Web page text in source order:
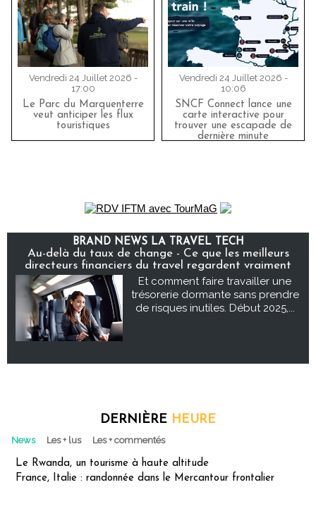
Vendredi 24 Juillet 2026 -
17:00
Le Parc du Marquenterre
veut anticiper les flux
touristiques
Vendredi 24 Juillet 2026 -
10:06
SNCF Connect lance une
carte interactive pour
trouver une escapade de
dernière minute
BRAND NEWS LA TRAVEL TECH
Au-delà du taux de change - Ce que les meilleurs
directeurs financiers du travel regardent vraiment
Et comment faire travailler une
trésorerie dormante sans prendre
de risques inutiles. Début 2025,...
DERNIÈRE HEURE
News Les + lus Les + commentés
Le Rwanda, un tourisme à haute altitude
France, Italie : randonnée dans le Mercantour frontalier